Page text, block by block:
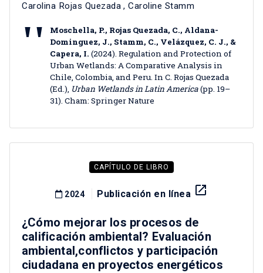
Carolina Rojas Quezada , Caroline Stamm
Moschella, P., Rojas Quezada, C., Aldana-
Dominguez, J., Stamm, C., Velázquez, C. J., &
Capera, I. (2024). Regulation and Protection of
Urban Wetlands: A Comparative Analysis in
Chile, Colombia, and Peru. In C. Rojas Quezada
(Ed.), Urban Wetlands in Latin America(pp. 19–
31). Cham: Springer Nature
CAPÍTULO DE LIBRO
2024 Publicación en línea launch
¿Cómo mejorar los procesos de
calificación ambiental? Evaluación
ambiental,conflictos y participación
ciudadana en proyectos energéticos